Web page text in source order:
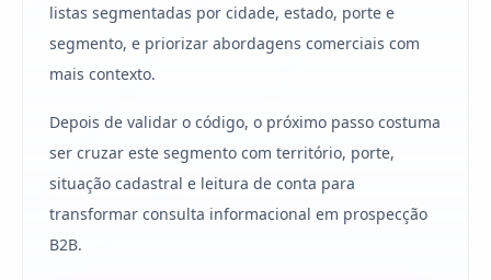
listas segmentadas por cidade, estado, porte e
segmento, e priorizar abordagens comerciais com
mais contexto.
Depois de validar o código, o próximo passo costuma
ser cruzar este segmento com território, porte,
situação cadastral e leitura de conta para
transformar consulta informacional em prospecção
B2B.